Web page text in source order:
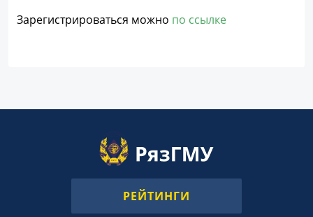
Зарегистрироваться можно по ссылке
РЕЙТИНГИ